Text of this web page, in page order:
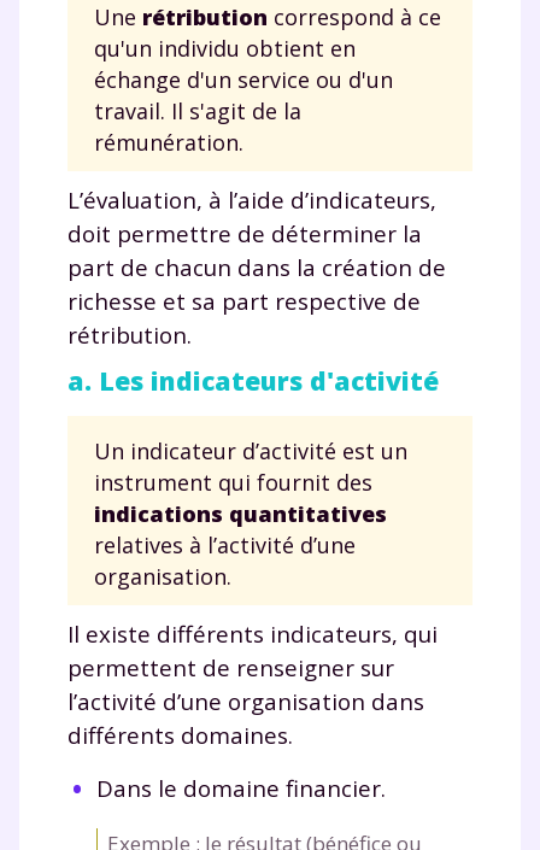
Une rétribution correspond à ce
qu'un individu obtient en
échange d'un service ou d'un
travail. Il s'agit de la
rémunération.
L’évaluation, à l’aide d’indicateurs,
doit permettre de déterminer la
part de chacun dans la création de
richesse et sa part respective de
rétribution.
a. Les indicateurs d'activité
Un indicateur d’activité est un
instrument qui fournit des
indications quantitatives
relatives à l’activité d’une
organisation.
Il existe différents indicateurs, qui
permettent de renseigner sur
l’activité d’une organisation dans
différents domaines.
Dans le domaine financier.
Exemple : le résultat (bénéfice ou